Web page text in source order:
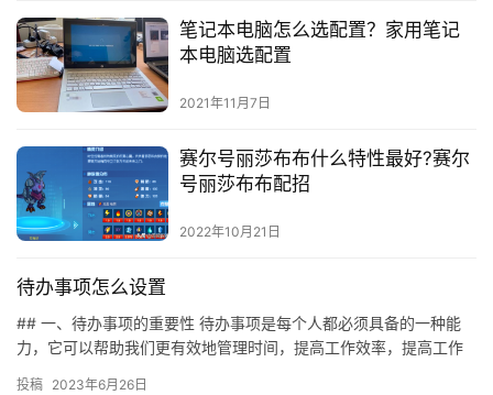
笔记本电脑怎么选配置？家用笔记
本电脑选配置
2021年11月7日
赛尔号丽莎布布什么特性最好?赛尔
号丽莎布布配招
2022年10月21日
待办事项怎么设置
## 一、待办事项的重要性 待办事项是每个人都必须具备的一种能
力，它可以帮助我们更有效地管理时间，提高工作效率，提高工作
投稿 2023年6月26日